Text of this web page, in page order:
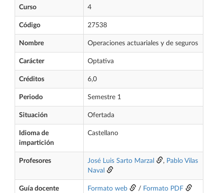
Curso 4
Código 27538
Nombre Operaciones actuariales y de seguros
Carácter Optativa
Créditos 6,0
Periodo Semestre 1
Situación Ofertada
Idioma de
impartición
Castellano
Profesores José Luis Sarto Marzal , Pablo Vilas
Naval
Guía docente Formato web / Formato PDF